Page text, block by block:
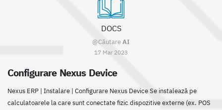
DOCS
@CăutareAI
17 Mar 2023
Configurare Nexus Device
Nexus ERP | Instalare | Configurare Nexus Device Se instalează pe
calculatoarele la care sunt conectate fizic dispozitive externe (ex. POS